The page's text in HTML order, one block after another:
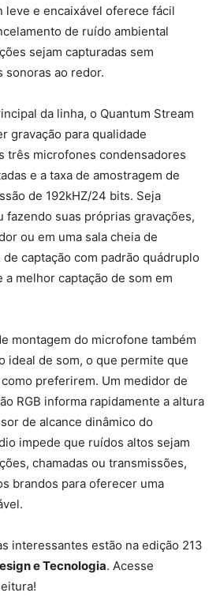
leve e encaixável oferece fácil
de ruído ambiental
sejam capturadas sem
sonoras ao redor.
da linha, o Quantum Stream
gravação para qualidade
três microfones condensadores
e a taxa de amostragem de
de 192kHZ/24 bits. Seja
fazendo suas próprias gravações,
ou em uma sala cheia de
captação com padrão quádruplo
melhor captação de som em
montagem do microfone também
ideal de som, o que permite que
preferirem. Um medidor de
RGB informa rapidamente a altura
de alcance dinâmico do
impede que ruídos altos sejam
chamadas ou transmissões,
brandos para oferecer uma
interessantes estão na edição 213
e Tecnologia. Acesse